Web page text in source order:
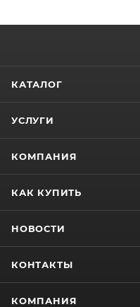
КАТАЛОГ
УСЛУГИ
КОМПАНИЯ
КАК КУПИТЬ
НОВОСТИ
КОНТАКТЫ
КОМПАНИЯ